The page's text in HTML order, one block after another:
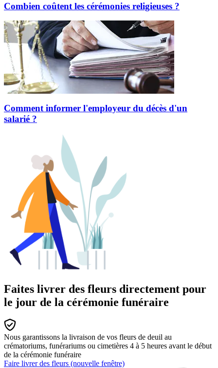
Combien coûtent les cérémonies religieuses ?
Comment informer l'employeur du décès d'un
salarié ?
Faites livrer des fleurs directement pour
le jour de la cérémonie funéraire
Nous garantissons la livraison de vos fleurs de deuil au
crématoriums, funérariums ou cimetières 4 à 5 heures avant le début
de la cérémonie funéraire
Faire livrer des fleurs (nouvelle fenêtre)